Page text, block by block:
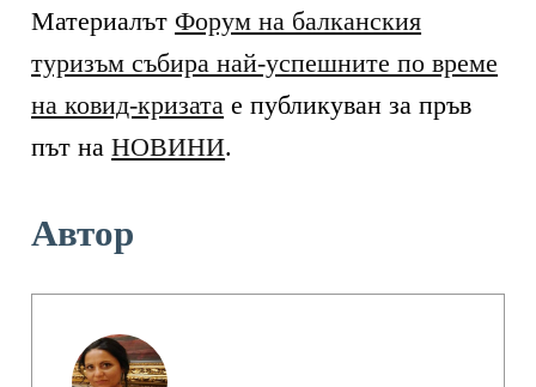
Материалът Форум на балканския
туризъм събира най-успешните по време
на ковид-кризата е публикуван за пръв
път наНОВИНИ.
Автор